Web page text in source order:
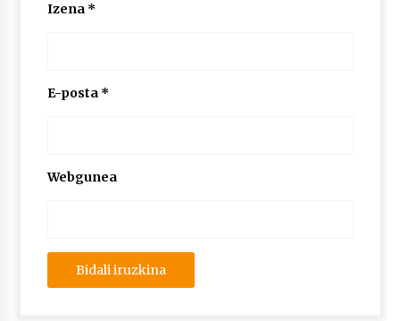
Izena *
E-posta *
Webgunea